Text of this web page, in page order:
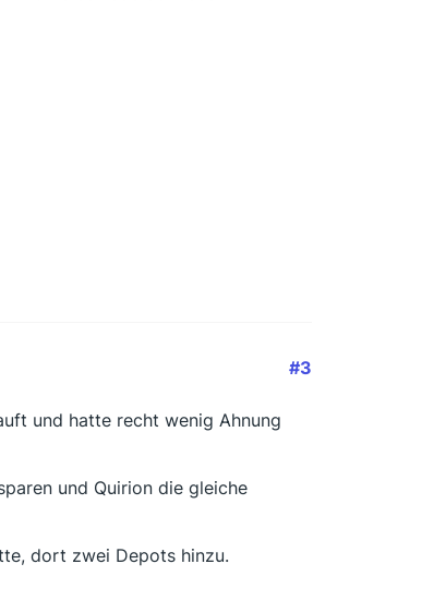
#3
und hatte recht wenig Ahnung
und Quirion die gleiche
dort zwei Depots hinzu.